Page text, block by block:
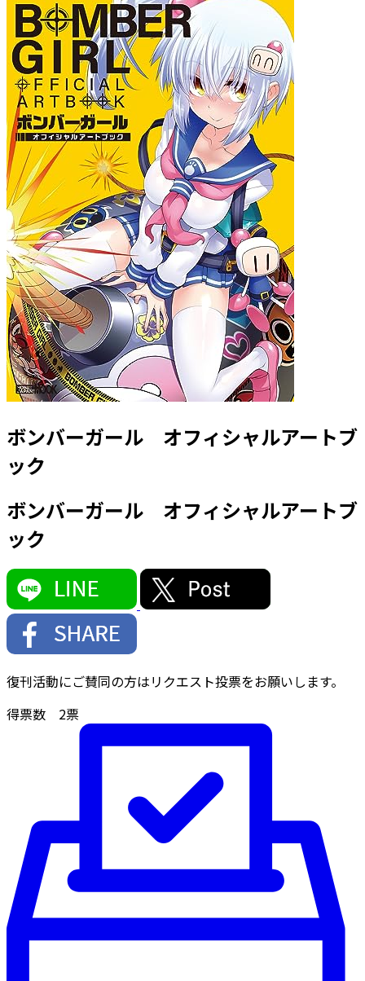
ボンバーガール オフィシャルアートブ
ック
ボンバーガール オフィシャルアートブ
ック
復刊活動にご賛同の方はリクエスト投票をお願いします。
得票数 2票